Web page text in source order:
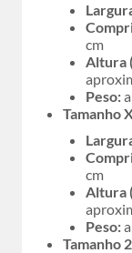
cm
Altura
Peso:
Tamanho
cm
Altura
Peso:
Tamanho